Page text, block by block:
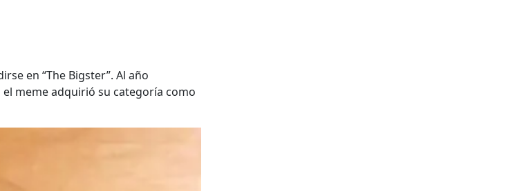
en “The Bigster”. Al año
meme adquirió su categoría como